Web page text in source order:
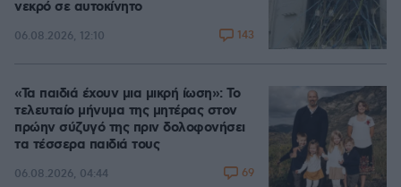
νεκρό σε αυτοκίνητο
06.08.2026, 12:10 143
«Τα παιδιά έχουν μια μικρή ίωση»: Το
τελευταίο μήνυμα της μητέρας στον
πρώην σύζυγό της πριν δολοφονήσει
τα τέσσερα παιδιά τους
06.08.2026, 04:44 69